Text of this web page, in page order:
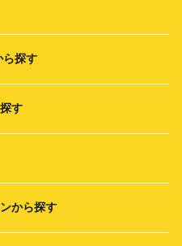
ら探す
す
から探す